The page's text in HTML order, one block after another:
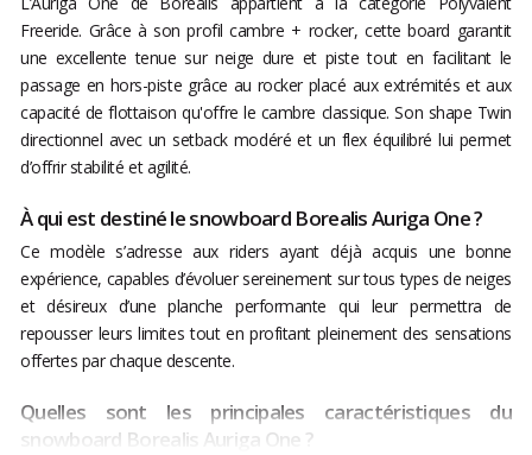
Freeride. Grâce à son profil cambre + rocker, cette board garantit
une excellente tenue sur neige dure et piste tout en facilitant le
passage en hors-piste grâce au rocker placé aux extrémités et aux
capacité de flottaison qu'offre le cambre classique. Son shape Twin
directionnel avec un setback modéré et un flex équilibré lui permet
d’offrir stabilité et agilité.
À qui est destiné le snowboard Borealis Auriga One ?
Ce modèle s’adresse aux riders ayant déjà acquis une bonne
expérience, capables d’évoluer sereinement sur tous types de neiges
et désireux d’une planche performante qui leur permettra de
repousser leurs limites tout en profitant pleinement des sensations
offertes par chaque descente.
Quelles sont les principales caractéristiques du
snowboard Borealis Auriga One ?